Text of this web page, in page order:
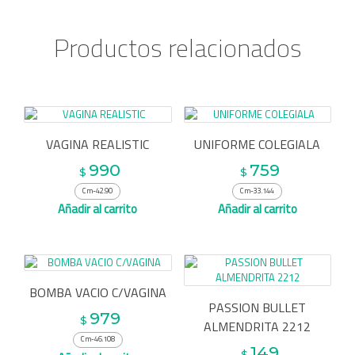
Productos relacionados
VAGINA REALISTIC
$ 990
Cm-42.90
Añadir al carrito
UNIFORME COLEGIALA
$ 759
Cm-33.144
Añadir al carrito
BOMBA VACIO C/VAGINA
$ 979
Cm-46.108
PASSION BULLET
ALMENDRITA 2212